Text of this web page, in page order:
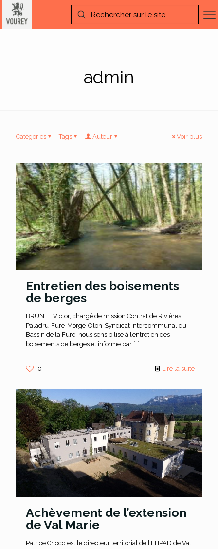
admin
Catégories Tags Auteur Voir plus
Entretien des boisements
de berges
BRUNEL Victor, chargé de mission Contrat de Rivières
Paladru-Fure-Morge-Olon-Syndicat Intercommunal du
Bassin de la Fure, nous sensibilise à l’entretien des
boisements de berges et informe par […]
0 Lire la suite
Achèvement de l’extension
de Val Marie
Patrice Chocq est le directeur territorial de l’EHPAD de Val